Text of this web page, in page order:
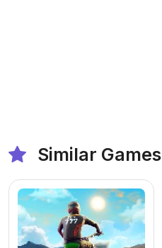
Similar Games